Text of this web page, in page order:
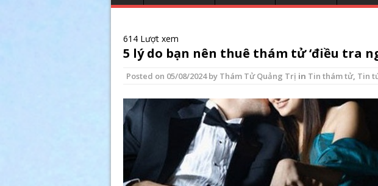
614 Lượt xem
5 lý do bạn nên thuê thám tử ‘điều tra
Posted on 05/08/2024by Thám Tử Quảng Trị in Tin thám tử, Tin